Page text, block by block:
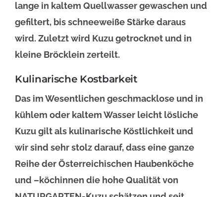
lange in kaltem Quellwasser gewaschen und
gefiltert, bis schneeweiße Stärke daraus
wird. Zuletzt wird Kuzu getrocknet und in
kleine Bröcklein zerteilt.
Kulinarische Kostbarkeit
Das im Wesentlichen geschmacklose und in
kühlem oder kaltem Wasser leicht lösliche
Kuzu gilt als kulinarische Köstlichkeit und
wir sind sehr stolz darauf, dass eine ganze
Reihe der Österreichischen Haubenköche
und –köchinnen die hohe Qualität von